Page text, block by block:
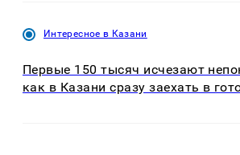
Интересное в Казани
Первые 150 тысяч исчезают
как в Казани сразу заехать в